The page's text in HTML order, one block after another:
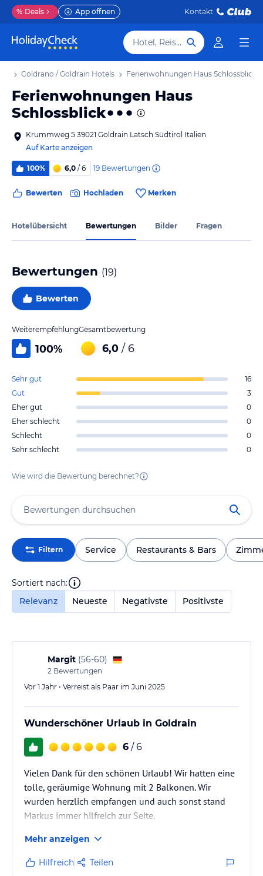
% Deals App öffnen Kontakt
Hotel, Reiseziel
Coldrano / Goldrain Hotels Ferienwohnungen Haus Schlossblick
Ferienwohnungen Haus
Schlossblick
Krummweg 5 39021 Goldrain Latsch Südtirol Italien
Auf Karte anzeigen
100% 6,0 / 6 19 Bewertungen
Bewerten Hochladen Merken
Hotelübersicht Bewertungen Bilder Fragen
Bewertungen (19)
Bewerten
Weiterempfehlung
100%
Gesamtbewertung
6,0 / 6
Sehr gut
16
Gut
3
Eher gut
0
Eher schlecht
0
Schlecht
0
Sehr schlecht
0
Wie wird die Bewertung berechnet?
Filtern Service Restaurants & Bars
Sortiert nach:
Relevanz
Neueste Negativste Positivste
Margit (56-60)
2 Bewertungen
Vor 1 Jahr • Verreist als Paar im Juni 2025
Wunderschöner Urlaub in Goldrain
6 / 6
Vielen Dank für den schönen Urlaub! Wir hatten eine
tolle, geräumige Wohnung mit 2 Balkonen. Wir
wurden herzlich empfangen und auch sonst stand
Markus immer hilfreich zur Seite.
Mehr anzeigen
Hilfreich Teilen